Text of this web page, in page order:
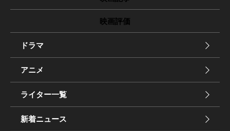
映画評価
ドラマ
アニメ
ライター一覧
新着ニュース